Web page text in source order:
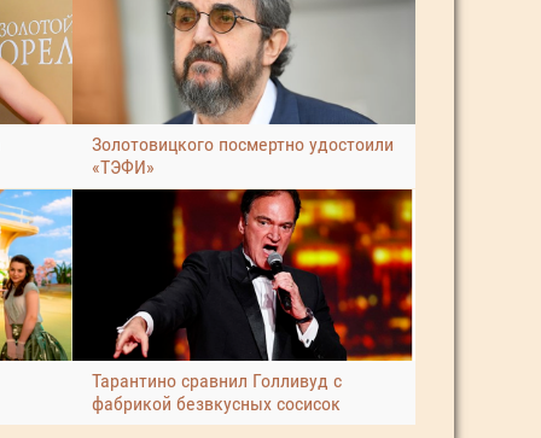
Золотовицкого посмертно удостоили
«ТЭФИ»
Тарантино сравнил Голливуд с
фабрикой безвкусных сосисок